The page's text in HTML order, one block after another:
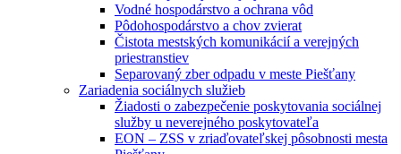
Vodné hospodárstvo a ochrana vôd
Pôdohospodárstvo a chov zvierat
Čistota mestských komunikácií a verejných
priestranstiev
Separovaný zber odpadu v meste Piešťany
Zariadenia sociálnych služieb
Žiadosti o zabezpečenie poskytovania sociálnej
služby u neverejného poskytovateľa
EON – ZSS v zriaďovateľskej pôsobnosti mesta